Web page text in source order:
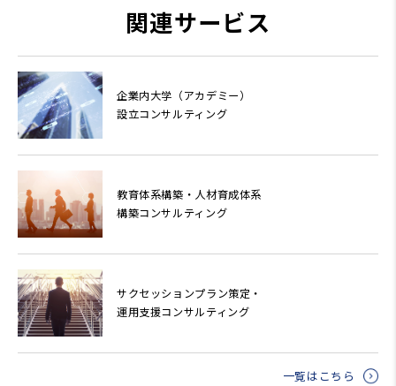
関連サービス
企業内大学（アカデミー）
設立コンサルティング
教育体系構築・人材育成体系
構築コンサルティング
サクセッションプラン策定・
運用支援コンサルティング
一覧はこちら